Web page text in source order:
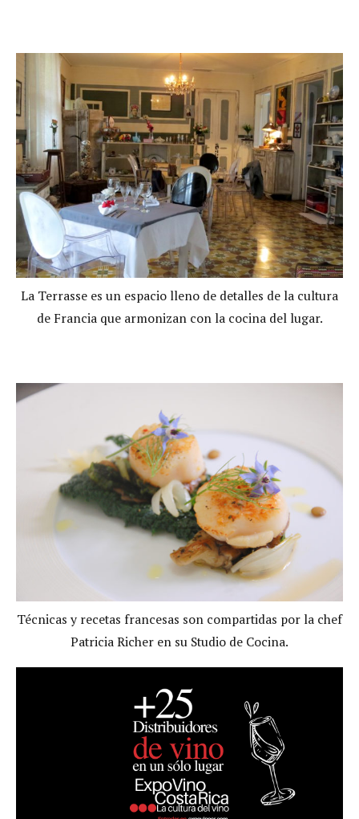
La Terrasse es un espacio lleno de detalles de la cultura
de Francia que armonizan con la cocina del lugar.
Técnicas y recetas francesas son compartidas por la chef
Patricia Richer en su Studio de Cocina.